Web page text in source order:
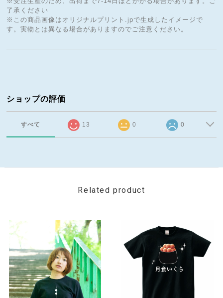
了承ください
※この商品画像はオリジナルプリント.jpで生成したイメージで
す。実物とは異なる場合がありますのでご注意ください。
ショップの評価
すべて 13 0 0
Related product